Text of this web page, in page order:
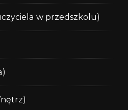
w przedszkolu)